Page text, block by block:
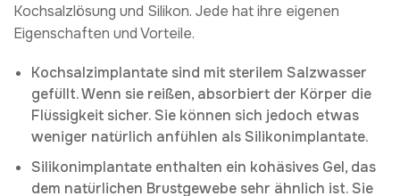
Kochsalzlösung und Silikon. Jede hat ihre eigenen
Eigenschaften und Vorteile.
Kochsalzimplantate sind mit sterilem Salzwasser
gefüllt. Wenn sie reißen, absorbiert der Körper die
Flüssigkeit sicher. Sie können sich jedoch etwas
weniger natürlich anfühlen als Silikonimplantate.
Silikonimplantate enthalten ein kohäsives Gel, das
dem natürlichen Brustgewebe sehr ähnlich ist. Sie